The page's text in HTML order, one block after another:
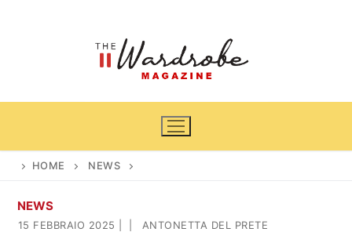
Home
HOME NEWS
NEWS
15 FEBBRAIO 2025 ANTONETTA DEL PRETE